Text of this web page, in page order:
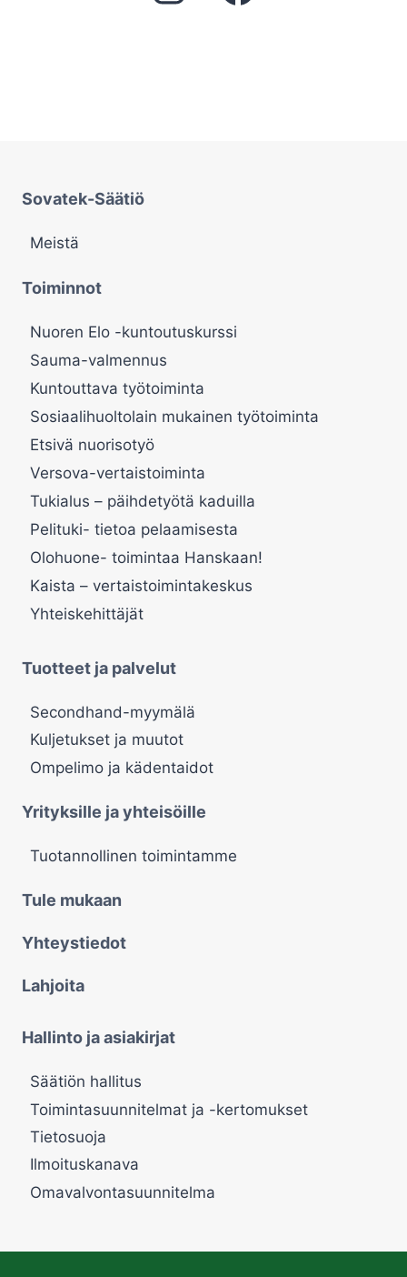
Sovatek-Säätiö
Meistä
Toiminnot
Nuoren Elo -kuntoutuskurssi
Sauma-valmennus
Kuntouttava työtoiminta
Sosiaalihuoltolain mukainen työtoiminta
Etsivä nuorisotyö
Versova-vertaistoiminta
Tukialus – päihdetyötä kaduilla
Pelituki- tietoa pelaamisesta
Olohuone- toimintaa Hanskaan!
Kaista – vertaistoimintakeskus
Yhteiskehittäjät
Tuotteet ja palvelut
Secondhand-myymälä
Kuljetukset ja muutot
Ompelimo ja kädentaidot
Yrityksille ja yhteisöille
Tuotannollinen toimintamme
Tule mukaan
Yhteystiedot
Lahjoita
Hallinto ja asiakirjat
Säätiön hallitus
Toimintasuunnitelmat ja -kertomukset
Tietosuoja
Ilmoituskanava
Omavalvontasuunnitelma